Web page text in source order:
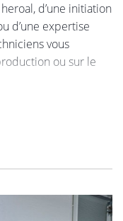
d’une initiation
d’une expertise
vous
ou sur le